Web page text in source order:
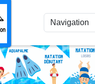
des cookies